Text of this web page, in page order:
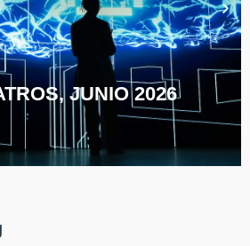
JUNIO 2026